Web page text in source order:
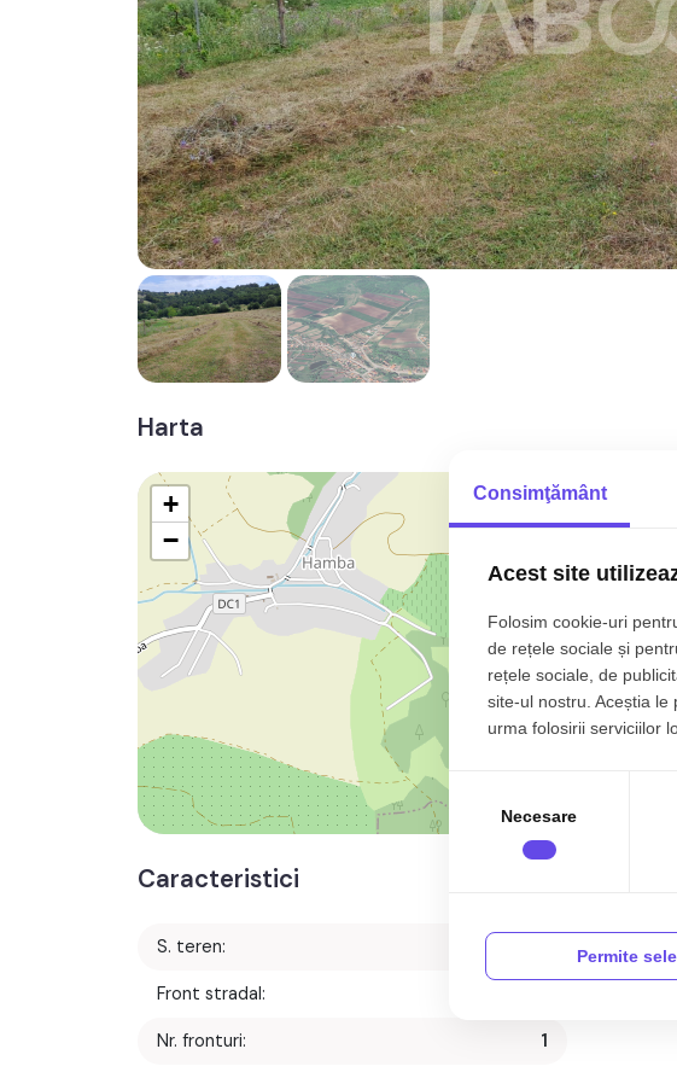
Harta
+
−
Caracteristici
S. teren: 15600 mp
Front stradal:
Nr. fronturi: 1
Consimţământ
Acest site
Folosim cookie-uri
de rețele sociale și
rețele sociale, de
site-ul nostru. Aceștia
urma folosirii serviciilor
Necesare
Permite